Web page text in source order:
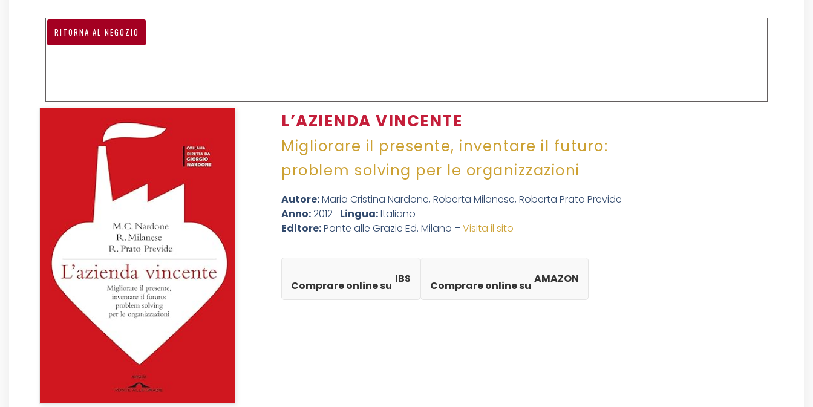
RITORNA AL NEGOZIO
L’AZIENDA VINCENTE
Migliorare il presente, inventare il futuro:
problem solving per le organizzazioni
Autore:Maria Cristina Nardone, Roberta Milanese, Roberta Prato Previde
Anno:2012 Lingua:Italiano
Editore:Ponte alle Grazie Ed. Milano –Visita il sito
Comprare online su
IBS
Comprare online su
AMAZON